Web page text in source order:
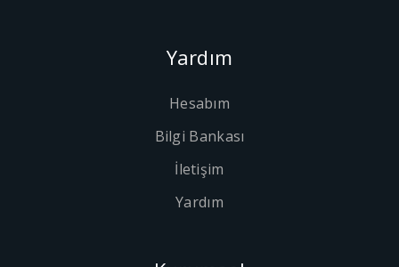
Yardım
Hesabım
Bilgi Bankası
İletişim
Yardım